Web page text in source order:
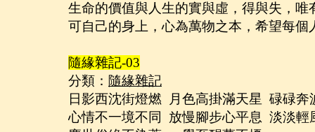
生命的價值與人生的實與虛，得與失，
可自己的身上，心為萬物之本，希望每
隨緣雜記-03
分類： 隨緣雜記
日影西沈街燈燃
月色高掛滿天星 碌碌奔
心情不一境不同
放慢腳步心平息 淡淡輕